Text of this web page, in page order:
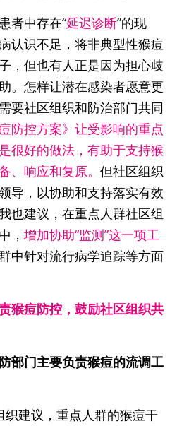
者中存在“延迟诊断”的现
认识不足，将非典型性猴痘
，但也有人正是因为担心歧
。怎样让潜在感染者愿意更
要社区组织和防治部门共同
痘防控方案》让受影响的重点
很好的做法，有助于支持猴
、响应和复原。 但社区组织
导，以协助和支持落实有效
也建议，在重点人群社区组
， 增加协助“监测”这一项工
中针对流行病学追踪等方面
猴痘防控，鼓励社区组织共
部门主要负责猴痘的流调工
织建议，重点人群的猴痘干